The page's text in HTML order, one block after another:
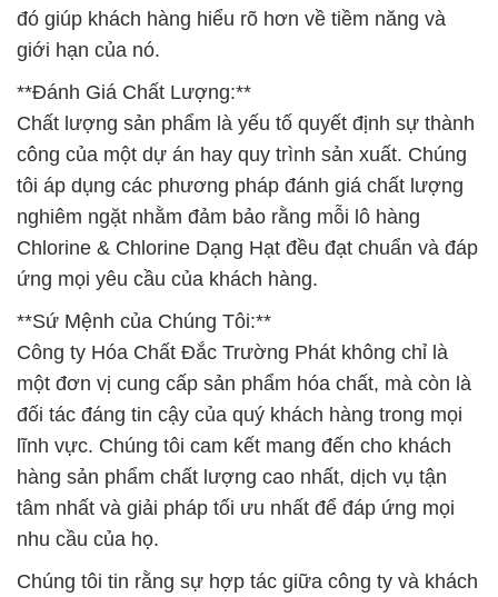
đó giúp khách hàng hiểu rõ hơn về tiềm năng và
giới hạn của nó.
**Đánh Giá Chất Lượng:**
Chất lượng sản phẩm là yếu tố quyết định sự thành
công của một dự án hay quy trình sản xuất. Chúng
tôi áp dụng các phương pháp đánh giá chất lượng
nghiêm ngặt nhằm đảm bảo rằng mỗi lô hàng
Chlorine & Chlorine Dạng Hạt đều đạt chuẩn và đáp
ứng mọi yêu cầu của khách hàng.
**Sứ Mệnh của Chúng Tôi:**
Công ty Hóa Chất Đắc Trường Phát không chỉ là
một đơn vị cung cấp sản phẩm hóa chất, mà còn là
đối tác đáng tin cậy của quý khách hàng trong mọi
lĩnh vực. Chúng tôi cam kết mang đến cho khách
hàng sản phẩm chất lượng cao nhất, dịch vụ tận
tâm nhất và giải pháp tối ưu nhất để đáp ứng mọi
nhu cầu của họ.
Chúng tôi tin rằng sự hợp tác giữa công ty và khách